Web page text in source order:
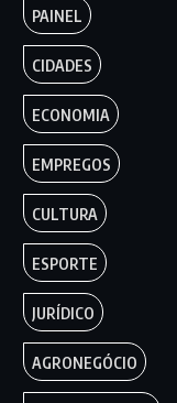
PAINEL
CIDADES
ECONOMIA
EMPREGOS
CULTURA
ESPORTE
JURÍDICO
AGRONEGÓCIO